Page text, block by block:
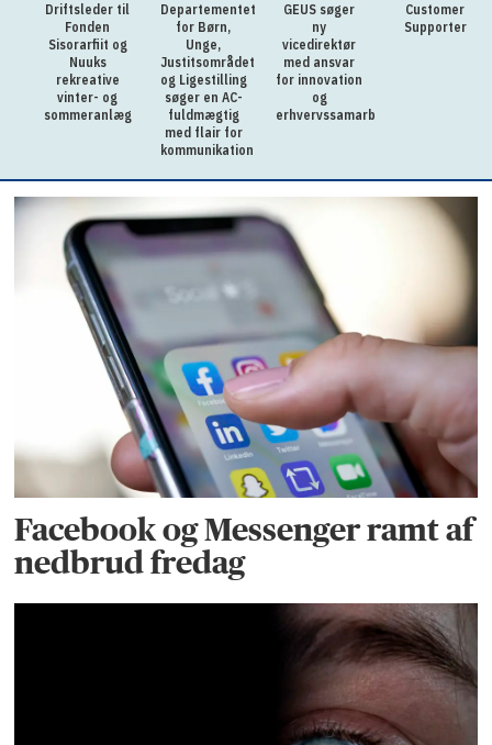
Driftsleder til
Fonden
Sisorarfiit og
Nuuks
rekreative
vinter- og
sommeranlæg
Departementet
for Børn,
Unge,
Justitsområdet
og Ligestilling
søger en AC-
fuldmægtig
med flair for
kommunikation
GEUS søger
ny
vicedirektør
med ansvar
for innovation
og
erhvervssamarbejde
Customer
Supporter
Facebook og Messenger ramt af
nedbrud fredag